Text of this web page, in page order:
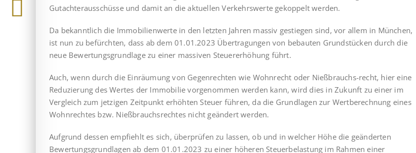
Gutachterausschüsse und damit an die aktuellen Verkehrswerte gekoppelt werden.
Da bekanntlich die Immobilienwerte in den letzten Jahren massiv gestiegen sind, vor allem in München,
ist nun zu befürchten, dass ab dem 01.01.2023 Übertragungen von bebauten Grundstücken durch die
neue Bewertungsgrundlage zu einer massiven Steuererhöhung führt.
Auch, wenn durch die Einräumung von Gegenrechten wie Wohnrecht oder Nießbrauchs-recht, hier eine
Reduzierung des Wertes der Immobilie vorgenommen werden kann, wird dies in Zukunft zu einer im
Vergleich zum jetzigen Zeitpunkt erhöhten Steuer führen, da die Grundlagen zur Wertberechnung eines
Wohnrechtes bzw. Nießbrauchsrechtes nicht geändert werden.
Aufgrund dessen empfiehlt es sich, überprüfen zu lassen, ob und in welcher Höhe die geänderten
Bewertungsgrundlagen ab dem 01.01.2023 zu einer höheren Steuerbelastung im Rahmen einer